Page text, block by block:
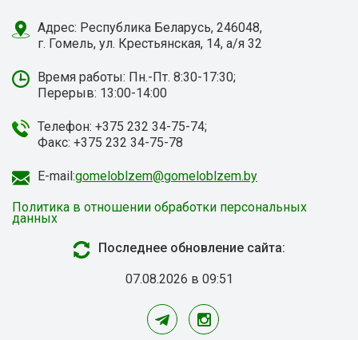
Адрес: Республика Беларусь, 246048,
г. Гомель, ул. Крестьянская, 14, а/я 32
Время работы: Пн.-Пт. 8:30-17:30;
Перерыв: 13:00-14:00
Телефон: +375 232 34-75-74;
Факс: +375 232 34-75-78
E-mail:gomeloblzem@gomeloblzem.by
Политика в отношении обработки персональных
данных
Последнее обновление сайта:
07.08.2026 в 09:51